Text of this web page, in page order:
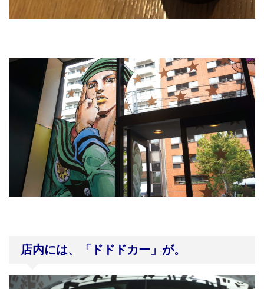
店内には、「ドドドカー」が。